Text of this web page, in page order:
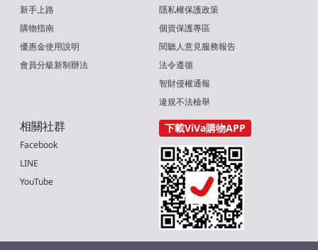
新手上路
購物指南
優惠金使用說明
會員分級新制辦法
隱私權保護政策
個資保護專區
閱聽人意見服務報告
法令遵循
智財侵權通報
違規不法檢舉
相關社群
Facebook
LINE
YouTube
下載ViVa購物APP